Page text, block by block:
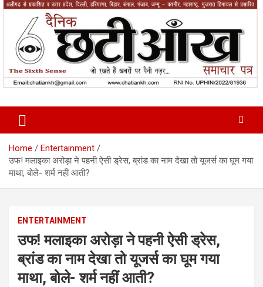
Skip
content
Chatiankh
Home
Entertainment
उफ! मलाइका अरोड़ा ने पहनी ऐसी ड्रेस, ब्रांड का नाम देखा तो यूजर्स का घूम गया
माथा, बोले- शर्म नहीं आती?
ENTERTAINMENT
उफ! मलाइका अरोड़ा ने पहनी ऐसी ड्रेस,
ब्रांड का नाम देखा तो यूजर्स का घूम गया
माथा, बोले- शर्म नहीं आती?